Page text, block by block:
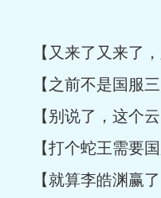
【又来了又来了，
【之前不是国服三
【别说了，这个云
【打个蛇王需要国
【就算李皓渊赢了